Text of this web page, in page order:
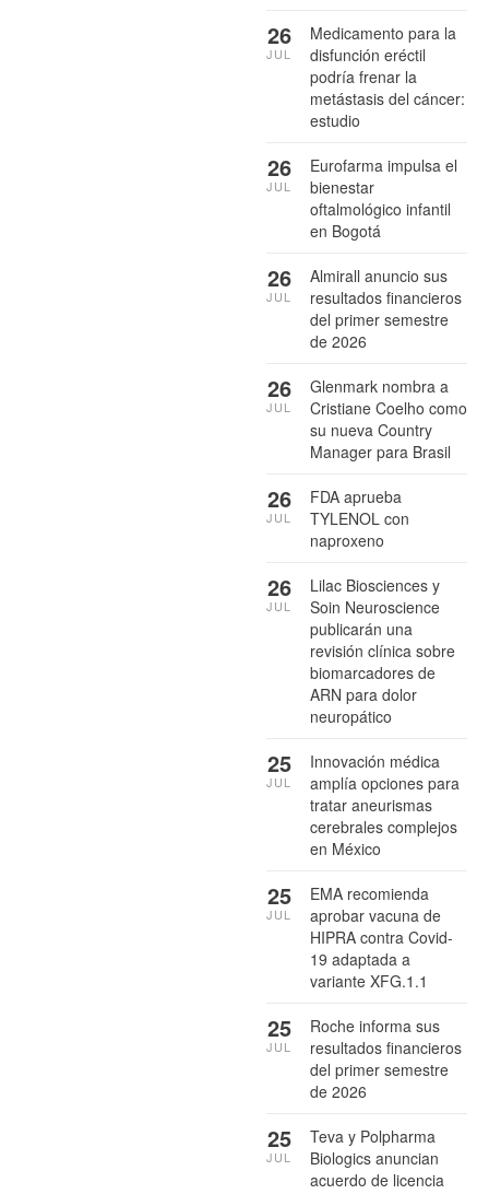
Medicamento para la
disfunción eréctil
podría frenar la
metástasis del cáncer:
estudio
26
JUL
Eurofarma impulsa el
bienestar
oftalmológico infantil
en Bogotá
26
JUL
Almirall anuncio sus
resultados financieros
del primer semestre
de 2026
26
JUL
Glenmark nombra a
Cristiane Coelho como
su nueva Country
Manager para Brasil
26
JUL
FDA aprueba
TYLENOL con
naproxeno
26
JUL
Lilac Biosciences y
Soin Neuroscience
publicarán una
revisión clínica sobre
biomarcadores de
ARN para dolor
neuropático
26
JUL
Innovación médica
amplía opciones para
tratar aneurismas
cerebrales complejos
en México
25
JUL
EMA recomienda
aprobar vacuna de
HIPRA contra Covid-
19 adaptada a
variante XFG.1.1
25
JUL
Roche informa sus
resultados financieros
del primer semestre
de 2026
25
JUL
Teva y Polpharma
Biologics anuncian
acuerdo de licencia
25
JUL